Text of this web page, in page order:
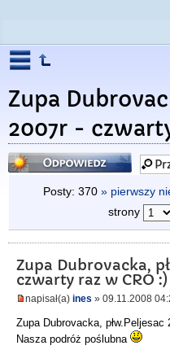
Zupa
2007r -
Odpowiedz
Posty: 370 » pierwszy
strony
Zupa Dubrovacka,
czwarty raz w CRO :)
napisał(a) ines » 09.11.2008
Zupa Dubrovacka,
Nasza podróż poślubna